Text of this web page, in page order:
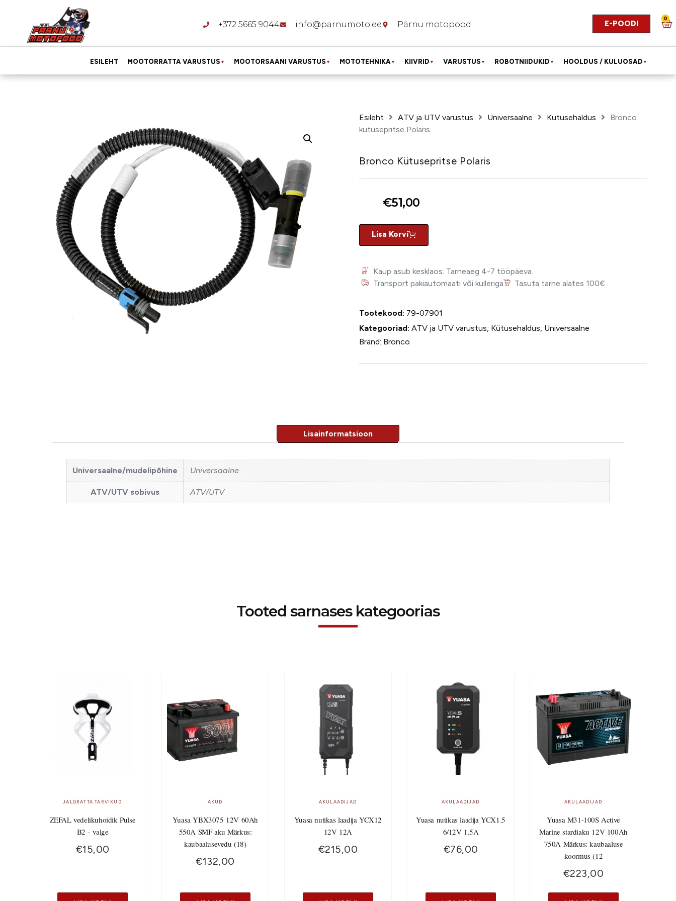
+372 5665 9044 info@parnumoto.ee Pärnu motopood E-POODI
0
ESILEHT MOOTORRATTA VARUSTUS ▼ MOOTORSAANI VARUSTUS ▼ MOTOTEHNIKA▼ KIIVRID ▼ VARUSTUS ▼ ROBOTNIIDUKID ▼ HOOLDUS / KULUOSAD ▼
Esileht ATV ja UTV varustus Universaalne Kütusehaldus
Bronco
kütusepritse Polaris
Bronco Kütusepritse Polaris
€51,00
Lisa Korvi
Kaup asub kesklaos. Tarneaeg 4-7 tööpäeva.
Transport pakiautomaati või kulleriga
Tasuta tarne alates 100€
Tootekood: 79-07901
Kategooriad: ATV ja UTV varustus, Kütusehaldus, Universaalne
Bränd: Bronco
Universaalne/mudelipõhine Universaalne
ATV/UTV sobivus ATV/UTV
Tooted sarnases kategoorias
JALGRATTA TARVIKUD
ZEFAL vedelikuhoidik Pulse
B2 - valge
€15,00
AKUD
Yuasa YBX3075 12V 60Ah
550A SMF aku Märkus:
kaubaalusevedu (18)
€132,00
AKULAADIJAD
Yuasa nutikas laadija YCX12
12V 12A
€215,00
AKULAADIJAD
Yuasa nutikas laadija YCX1.5
6/12V 1.5A
€76,00
AKULAADIJAD
Yuasa M31-100S Active
Marine stardiaku 12V 100Ah
750A Märkus: kaubaaluse
koormus (12
€223,00